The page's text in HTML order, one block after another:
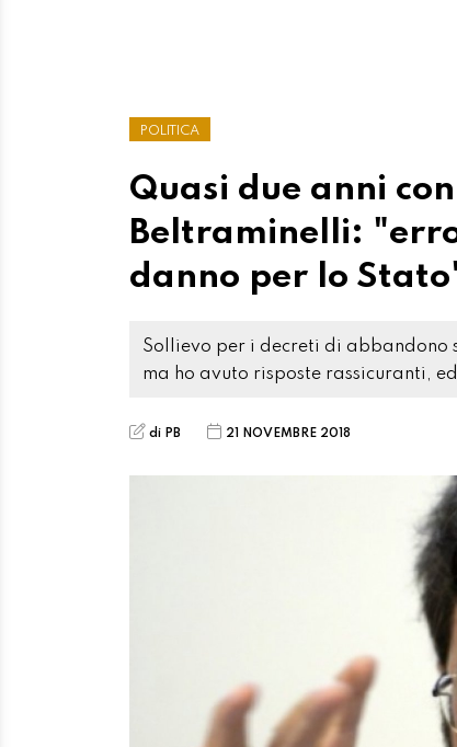
POLITICA
Quasi due anni
Beltraminelli:
danno per lo
Sollievo per i decreti di abbandono
ma ho avuto risposte rassicuranti,
di PB 21 NOVEMBRE 2018